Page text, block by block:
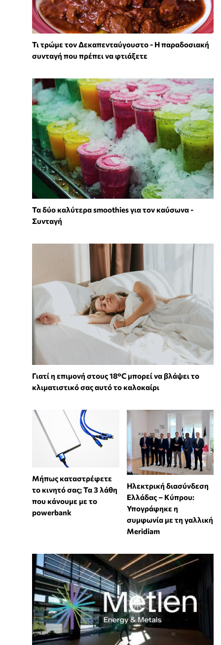
Τι τρώμε τον Δεκαπενταύγουστο - Η παραδοσιακή
συνταγή που πρέπει να φτιάξετε
Τα δύο καλύτερα smoothies για τον καύσωνα -
Συνταγή
Γιατί η επιμονή στους 18°C μπορεί να βλάψει το
κλιματιστικό σας αυτό το καλοκαίρι
Μήπως καταστρέφετε
το κινητό σας; Τα 3 λάθη
που κάνουμε με το
powerbank
Ηλεκτρική διασύνδεση
Ελλάδας – Κύπρου:
Υπογράφηκε η
συμφωνία με τη γαλλική
Meridiam